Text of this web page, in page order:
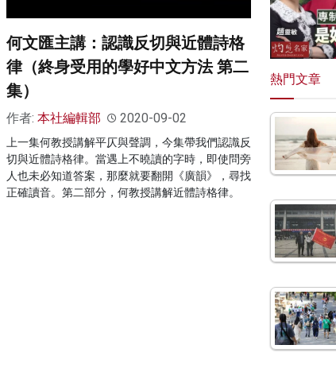
何文匯主講：認識反切與近體詩格
律（終身受用的學好中文方法 第二
集）
作者: 本社編輯部 2020-09-02
上一集何教授講解平仄與聲調，今集帶我們認識反
切與近體詩格律。當遇上不曉讀的字時，即使問旁
人也未必知道答案，那麼就要翻開《廣韻》，尋找
正確讀音。第二部分，何教授講解近體詩格律。
熱門文章